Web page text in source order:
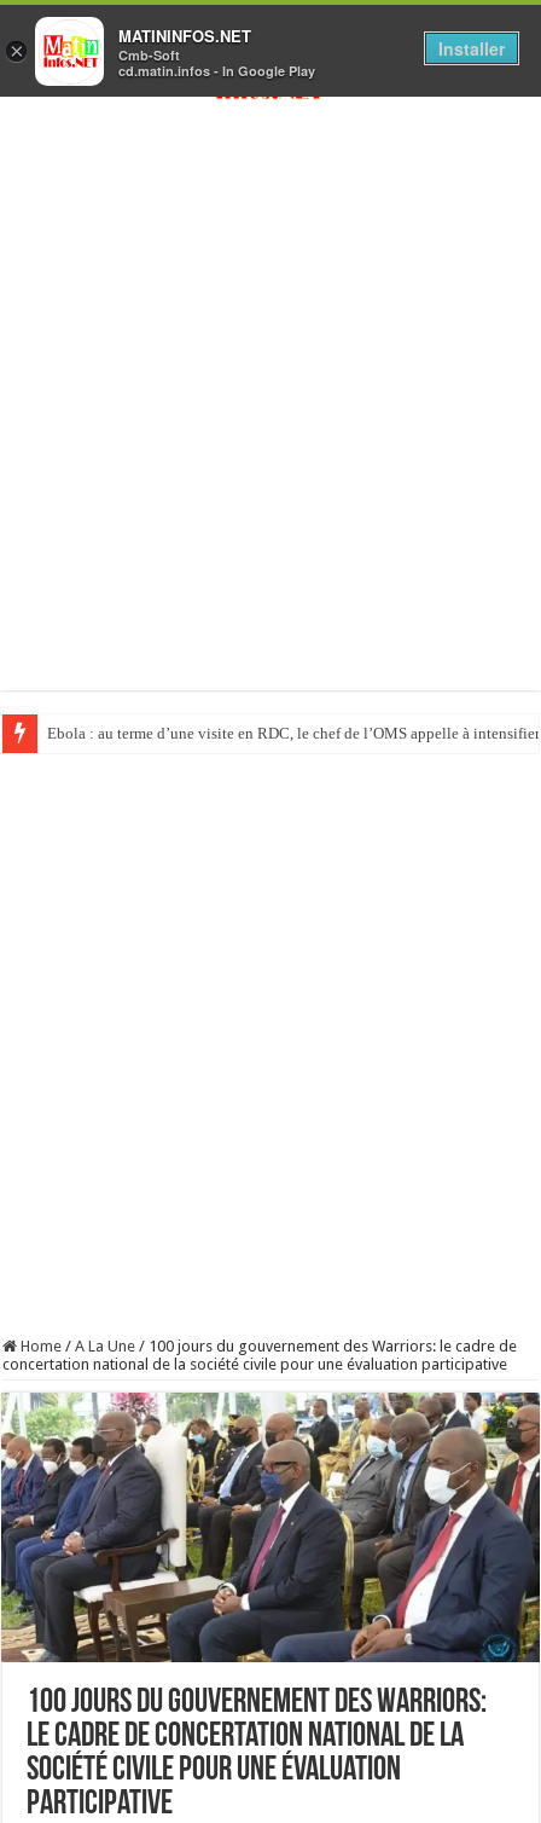
Ebola : au terme d’une visite en RDC, le chef de l’OMS appelle à
Home / A La Une / 100 jours du gouvernement des Warriors: le cadre de
concertation national de la société civile pour une évaluation participative
100 jours du gouvernement des Warriors:
le cadre de concertation national de la
société civile pour une évaluation
participative
×
MATININFOS.NET
Cmb-Soft
cd.matin.infos - In Google Play
Installer